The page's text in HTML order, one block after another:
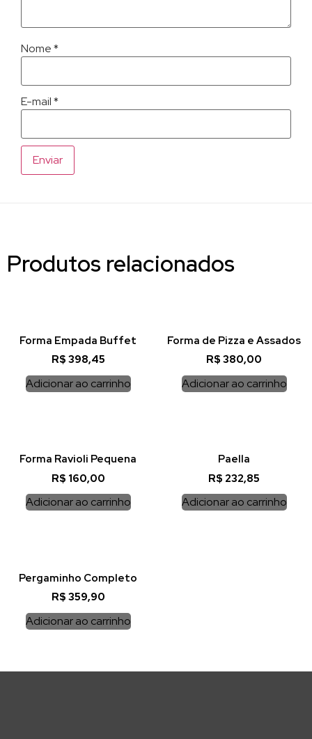
Nome*
E-mail*
Produtos relacionados
Forma Empada Buffet
R$ 398,45
Adicionar ao carrinho
Forma de Pizza e Assados
R$ 380,00
Adicionar ao carrinho
Forma Ravioli Pequena
R$ 160,00
Adicionar ao carrinho
Paella
R$ 232,85
Adicionar ao carrinho
Pergaminho Completo
R$ 359,90
Adicionar ao carrinho